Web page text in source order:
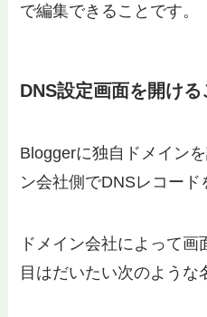
で編集できることです。
DNS設定画面を開ける
Bloggerに独自ドメイン
ン会社側でDNSレコード
ドメイン会社によって
目はだいたい次のような